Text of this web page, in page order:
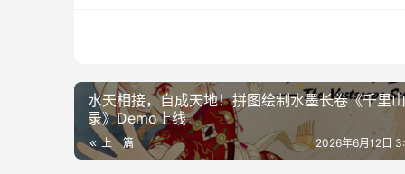
水天相接，自成天地！拼图绘制水墨长卷《千里
录》Demo上线
上一篇 2026年6月12日